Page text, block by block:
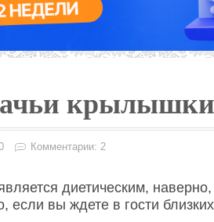
крылышки
Комментарии: 2
диетическим,
если вы ждете в гости